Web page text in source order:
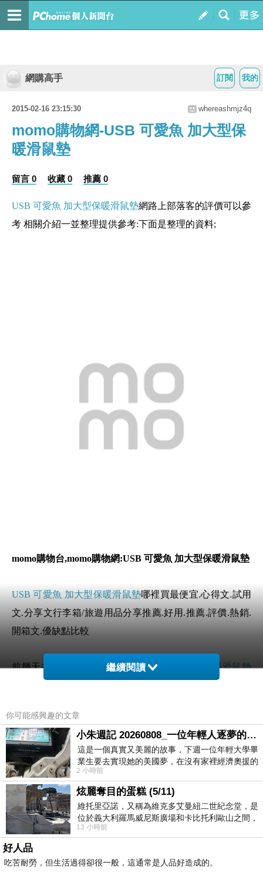
我的
訂閱
網購高手
2015-02-16 23:15:30 whereashmjz4q
momo購物網-USB 可愛魚 加大型保
暖滑鼠墊
留言 0 收藏 0 推薦 0
USB 可愛魚 加大型保暖滑鼠墊網路上部落客的評價可以參
考 相關介紹一並整理提供參考:下面是整理的資料;
momo購物台,momo購物網:USB 可愛魚 加大型保暖滑鼠墊
USB 可愛魚 加大型保暖滑鼠墊哪裡買最便宜.心得文.試用
文.分享文行李箱/旅遊用品分享推薦.好用.推薦.評價.熱銷.
開箱文.優缺點比較
前幾天在逛街的時候看到USB 可愛魚 加大型保暖滑鼠墊
但是我想USB 可愛魚 加大型保暖滑鼠墊
比較便宜，
USB 可愛魚 加大型保暖滑鼠墊而且24小時都能
買，上網慢慢挑選，不用等店家開門也不用看店員臉色
各大網路購物網為求有好業績都無所不用其極。因為momo
都有送300元或是500元的折價卷!所以我建議可以上momo
購物網來購買( USB 可愛魚 加大型保暖滑鼠墊
繼續閱讀
你可能感興趣的文章
小朱週記 20260808_一位年輕人逐夢的真實故事
這是一個真實又美麗的故事，下週一位年輕大學畢
業生要去實現她的美國夢，在沒有家裡經濟奧援的
情況下，靠著自我努力工作累積出國基
2 小時前
炫麗奪目的蛋糕 (5/11)
維托里亞諾，又稱為維克多艾曼紐二世紀念堂，是
位於義大利羅馬威尼斯廣場和卡比托利歐山之間，
用以紀念統一義大利統一後的的第一位國
13 小時前
好人品
吃苦耐勞，但生活過得卻很一般，這通常是人品好造成的。